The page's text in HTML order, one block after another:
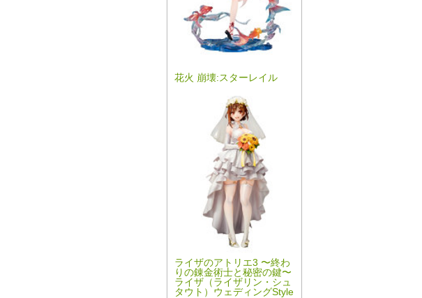
花火 崩壊:スターレイル
ライザのアトリエ3 〜終わ
りの錬金術士と秘密の鍵〜
ライザ（ライザリン・シュ
タウト）ウェディングStyle